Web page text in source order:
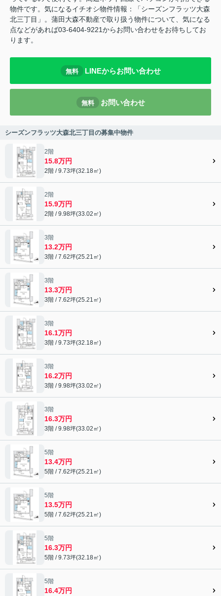
物件です。気になるイチオシ物件情報：「シーズンフラッツ大森
北三丁目」。蒲田大森不動産で取り扱う物件について、気になる
点などがあれば03-6404-9221からお問い合わせをお待ちしてお
ります。
無料 LINEからお問い合わせ
無料 お問い合わせ
シーズンフラッツ大森北三丁目の募集中物件
2階
15.8万円
2階 / 9.73坪(32.18㎡)
2階
15.9万円
2階 / 9.98坪(33.02㎡)
3階
13.2万円
3階 / 7.62坪(25.21㎡)
3階
13.3万円
3階 / 7.62坪(25.21㎡)
3階
16.1万円
3階 / 9.73坪(32.18㎡)
3階
16.2万円
3階 / 9.98坪(33.02㎡)
3階
16.3万円
3階 / 9.98坪(33.02㎡)
5階
13.4万円
5階 / 7.62坪(25.21㎡)
5階
13.5万円
5階 / 7.62坪(25.21㎡)
5階
16.3万円
5階 / 9.73坪(32.18㎡)
5階
16.4万円